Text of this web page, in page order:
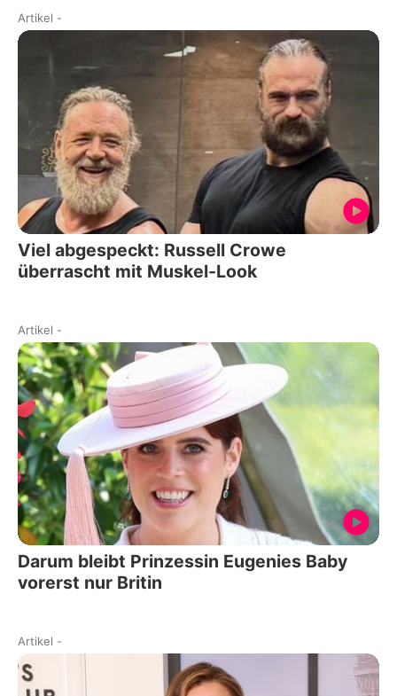
Artikel -
Viel abgespeckt: Russell Crowe
überrascht mit Muskel-Look
Artikel -
Darum bleibt Prinzessin Eugenies Baby
vorerst nur Britin
Artikel -